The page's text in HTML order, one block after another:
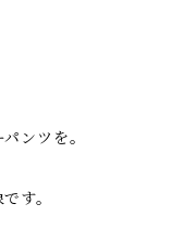
ンツを。
す。